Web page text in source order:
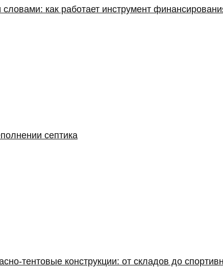
как работает инструмент
септика
конструкции: от складов до